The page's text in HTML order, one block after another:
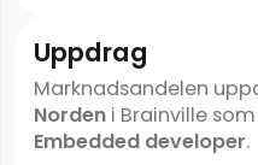
Uppdrag
Marknadsandelen
Nordeni Brainville
Embedded developer.